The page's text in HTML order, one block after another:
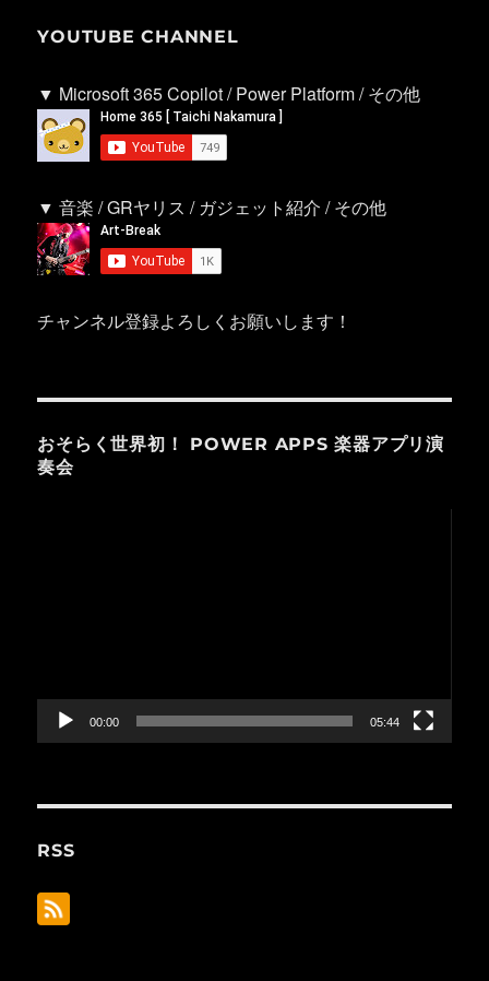
YOUTUBE CHANNEL
▼ Microsoft 365 Copilot / Power Platform / その他
▼ 音楽 / GRヤリス / ガジェット紹介 / その他
チャンネル登録よろしくお願いします！
おそらく世界初！ POWER APPS 楽器アプリ演
奏会
ー
00:00 05:44
RSS